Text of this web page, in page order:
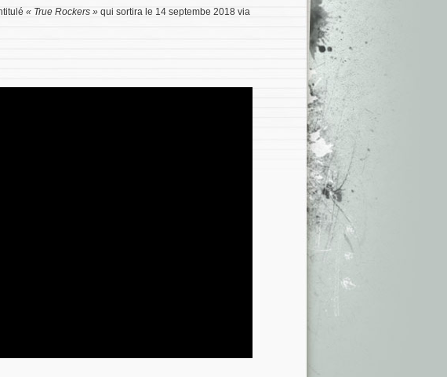
« True Rockers » qui sortira le 14 septembe 2018 via